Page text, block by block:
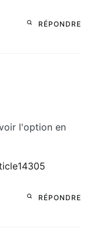
RÉPONDRE
l'option en
RÉPONDRE